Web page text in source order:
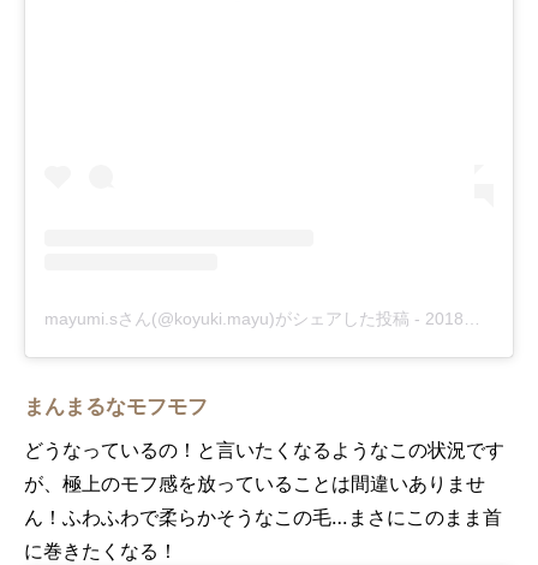
mayumi.sさん(@koyuki.mayu)がシェアした投稿 - 2018年 4月月26日午前7時32分PDT
まんまるなモフモフ
どうなっているの！と言いたくなるようなこの状況です
が、極上のモフ感を放っていることは間違いありませ
ん！ふわふわで柔らかそうなこの毛…まさにこのまま首
に巻きたくなる！